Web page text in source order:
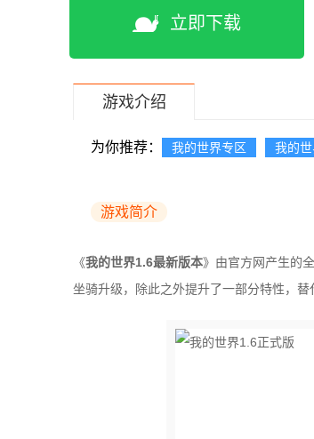
立即下载
游戏介绍
为你推荐： 我的世界专区 我的世
游戏简介
《我的世界1.6最新版本》由官方网产生的
坐骑升级，除此之外提升了一部分特性，